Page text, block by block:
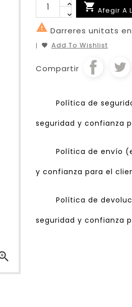
 Afegir A
 Darreres unitats
Add To Wishlist
Compartir
Política de
seguridad y confianza
Política de envío
y confianza para el
Política de
seguridad y confianza